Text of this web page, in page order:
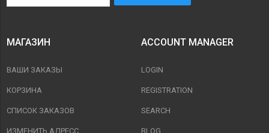
МАГАЗИН
ВАШИ ЗАКАЗЫ
КОРЗИНА
СПИСОК ЗАКАЗОВ
ИЗМЕНИТЬ АДРЕСС
ACCOUNT MANAGER
LOGIN
REGISTRATION
SEARCH
BLOG